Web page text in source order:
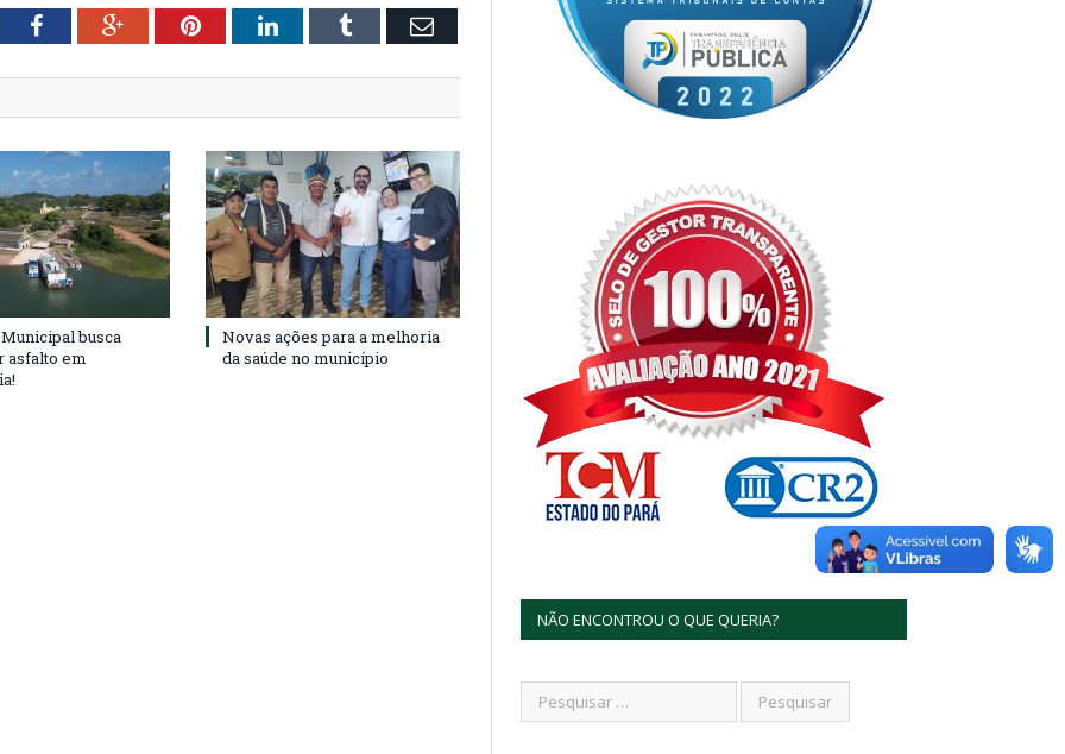
FacebookGoogle+PinterestLinkedInTumblr Email
busca
asfalto em
Novas ações para a melhoria
da saúde no município
NÃO ENCONTROU O QUE QUERIA?